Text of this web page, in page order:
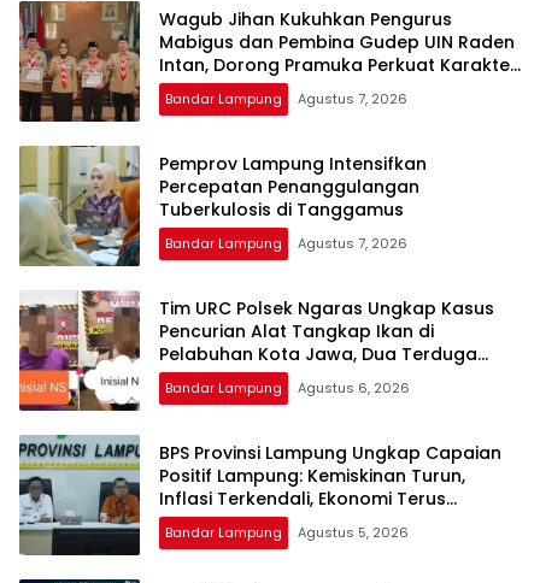
Wagub Jihan Kukuhkan Pengurus
Mabigus dan Pembina Gudep UIN Raden
Intan, Dorong Pramuka Perkuat Karakter
Generasi Muda
Bandar Lampung Agustus 7, 2026
Pemprov Lampung Intensifkan
Percepatan Penanggulangan
Tuberkulosis di Tanggamus
Bandar Lampung Agustus 7, 2026
Tim URC Polsek Ngaras Ungkap Kasus
Pencurian Alat Tangkap Ikan di
Pelabuhan Kota Jawa, Dua Terduga
Pelaku Diamankan.
Bandar Lampung Agustus 6, 2026
BPS Provinsi Lampung Ungkap Capaian
Positif Lampung: Kemiskinan Turun,
Inflasi Terkendali, Ekonomi Terus
Tumbuh
Bandar Lampung Agustus 5, 2026